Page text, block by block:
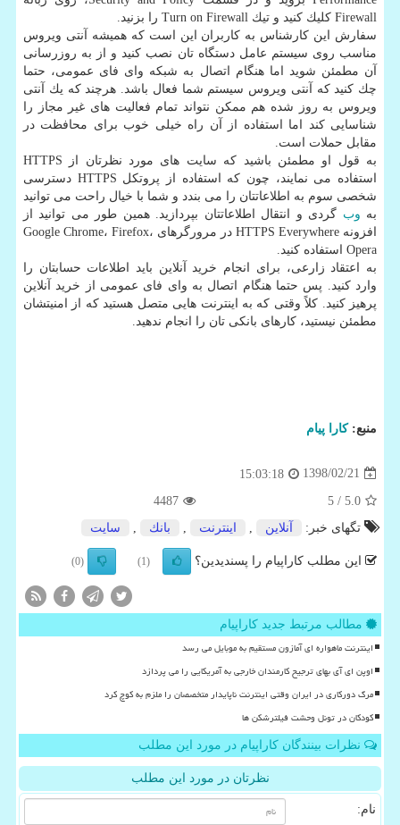
Firewall كلیك كنید و تیك Turn on Firewall را بزنید.
سفارش این كارشناس به كاربران این است كه همیشه آنتی ویروس
مناسب روی سیستم عامل دستگاه تان نصب كنید و از به روزرسانی
آن مطمئن شوید اما هنگام اتصال به شبكه وای فای عمومی، حتما
چك كنید كه آنتی ویروس سیستم شما فعال باشد. هرچند كه یك آنتی
ویروس به روز شده هم ممكن نتواند تمام فعالیت های غیر مجاز را
شناسایی كند اما استفاده از آن راه خیلی خوب برای محافظت در
مقابل حملات است.
به قول او مطمئن باشید كه سایت های مورد نظرتان از HTTPS
استفاده می نمایند، چون كه استفاده از پروتكل HTTPS دسترسی
شخصی سوم به اطلاعاتتان را می بندد و شما با خیال راحت می توانید
به وب گردی و انتقال اطلاعاتتان بپردازید. همین طور می توانید از
افزونه HTTPS Everywhere در مرورگرهای Google Chrome، Firefox،
Opera استفاده كنید.
به اعتقاد زارعی، برای انجام خرید آنلاین باید اطلاعات حسابتان را
وارد كنید. پس حتما هنگام اتصال به وای فای عمومی از خرید آنلاین
پرهیز كنید. كلاً وقتی كه به اینترنت هایی متصل هستید كه از امنیتشان
مطمئن نیستید، كارهای بانكی تان را انجام ندهید.
منبع:كارا پیام
1398/02/21
15:03:18
5.0
/ 5
4487
تگهای خبر:
آنلاین اینترنت بانك سایت
این مطلب کاراپیام را پسندیدین؟ (1)
(0)
مطالب مرتبط جدید کاراپیام
اینترنت ماهواره ای آمازون مستقیم به موبایل می رسد
اوپن ای آی بهای ترجیح کارمندان خارجی به آمریکایی را می پردازد
مرگ دورکاری در ایران وقتی اینترنت ناپایدار متخصصان را ملزم به کوچ کرد
کودکان در تونل وحشت فیلترشکن ها
نظرات بینندگان کاراپیام در مورد این مطلب
نظرتان در مورد این مطلب
نام: